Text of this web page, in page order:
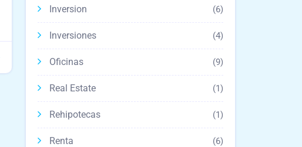
Inversion (6)
Inversiones (4)
Oficinas (9)
Real Estate (1)
Rehipotecas (1)
Renta (6)